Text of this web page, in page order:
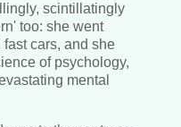
scintillatingly
too: she went
cars, and she
of psychology,
mental